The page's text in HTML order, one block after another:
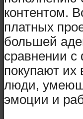
контентом.
платных
большей
сравнении с
покупают их
люди,
эмоции и